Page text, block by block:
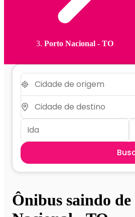
Porto Nacional - TO
Ônibus saindo